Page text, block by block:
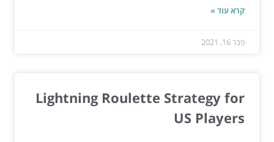
קרא עוד »
פבר 16, 2021
Lightning Roulette Strategy for
US Players